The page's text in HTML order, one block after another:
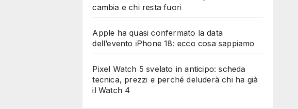
cambia e chi resta fuori
Apple ha quasi confermato la data
dell’evento iPhone 18: ecco cosa sappiamo
Pixel Watch 5 svelato in anticipo: scheda
tecnica, prezzi e perché deluderà chi ha già
il Watch 4